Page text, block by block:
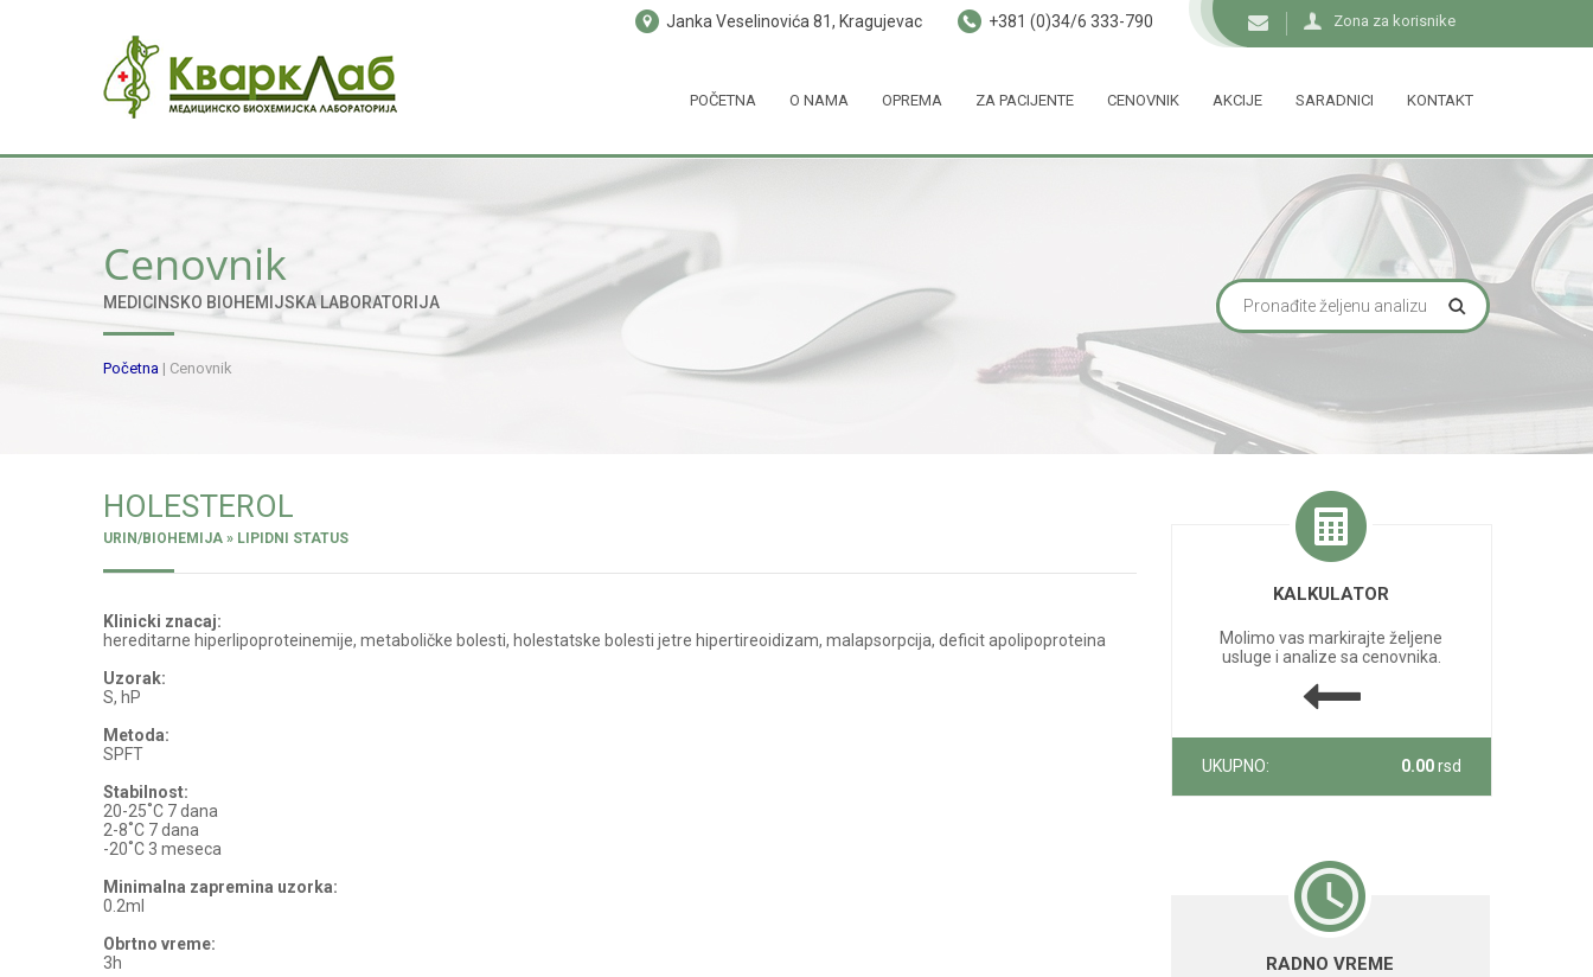
Zona za korisnike
Janka Veselinovića 81, Kragujevac +381 (0)34/6 333-790
POČETNA O NAMA OPREMA ZA PACIJENTE CENOVNIK AKCIJE SARADNICI KONTAKT
Cenovnik
MEDICINSKO BIOHEMIJSKA LABORATORIJA
Početna | Cenovnik
HOLESTEROL
URIN/BIOHEMIJA » LIPIDNI STATUS
Klinicki znacaj:
hereditarne hiperlipoproteinemije, metaboličke bolesti, holestatske bolesti jetre hipertireoidizam, malapsorpcija, deficit apolipoproteina
Uzorak:
S, hP
Metoda:
SPFT
Stabilnost:
20-25˚C 7 dana
2-8˚C 7 dana
-20˚C 3 meseca
Minimalna zapremina uzorka:
0.2ml
Obrtno vreme:
3h
KALKULATOR
Molimo vas markirajte željene
usluge i analize sa cenovnika.
UKUPNO: 0.00rsd
RADNO VREME